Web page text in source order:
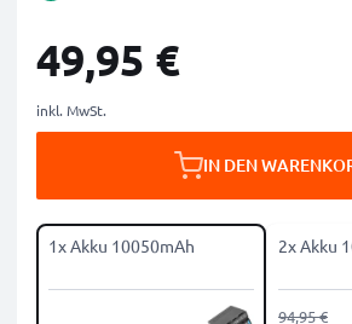
49,95 €
inkl. MwSt.
IN DEN
1x Akku 10050mAh 2x Akku
94,95 €